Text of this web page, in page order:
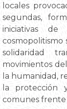
locales
segundas,
iniciativas de
cosmopolitismo
solidaridad
movimientos
la humanidad,
la protección
comunes frente